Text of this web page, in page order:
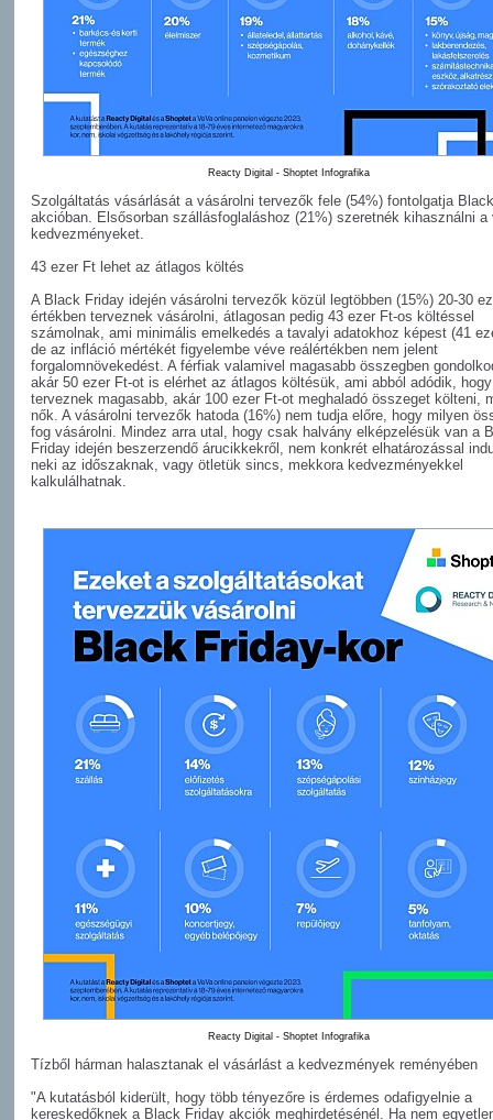
Reacty Digital - Shoptet Infografika
Szolgáltatás vásárlását a vásárolni tervezők fele (54%) fontolgatja
akcióban. Elsősorban szállásfoglaláshoz (21%) szeretnék kihasználni a
kedvezményeket.
43 ezer Ft lehet az átlagos költés
A Black Friday idején vásárolni tervezők közül legtöbben (15%) 20-30
értékben terveznek vásárolni, átlagosan pedig 43 ezer Ft-os költéssel
számolnak, ami minimális emelkedés a tavalyi adatokhoz képest (41
de az infláció mértékét figyelembe véve reálértékben nem jelent
forgalomnövekedést. A férfiak valamivel magasabb összegben
akár 50 ezer Ft-ot is elérhet az átlagos költésük, ami abból adódik,
terveznek magasabb, akár 100 ezer Ft-ot meghaladó összeget költeni,
nők. A vásárolni tervezők hatoda (16%) nem tudja előre, hogy milyen
fog vásárolni. Mindez arra utal, hogy csak halvány elképzelésük van a
Friday idején beszerzendő árucikkekről, nem konkrét elhatározással
neki az időszaknak, vagy ötletük sincs, mekkora kedvezményekkel
kalkulálhatnak.
Reacty Digital - Shoptet Infografika
Tízből hárman halasztanak el vásárlást a kedvezmények reményében
"A kutatásból kiderült, hogy több tényezőre is érdemes odafigyelnie a
kereskedőknek a Black Friday akciók meghirdetésénél. Ha nem